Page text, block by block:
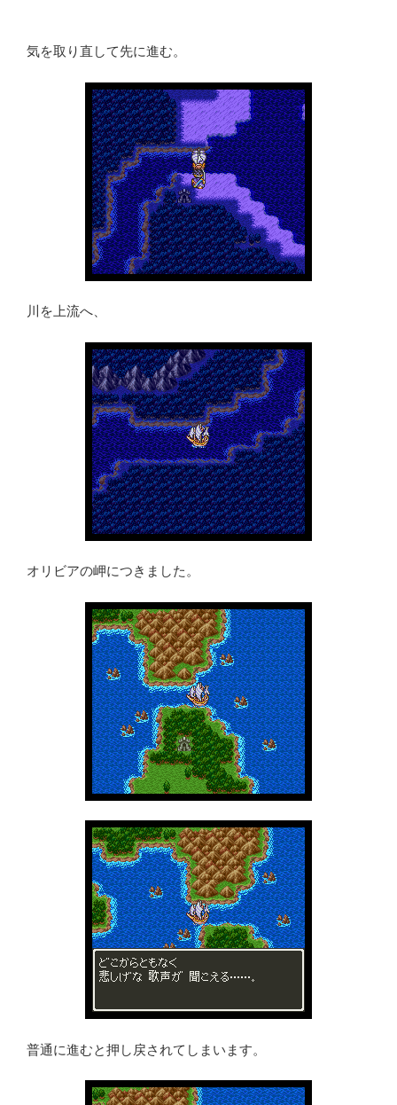
気を取り直して先に進む。
川を上流へ、
オリビアの岬につきました。
普通に進むと押し戻されてしまいます。